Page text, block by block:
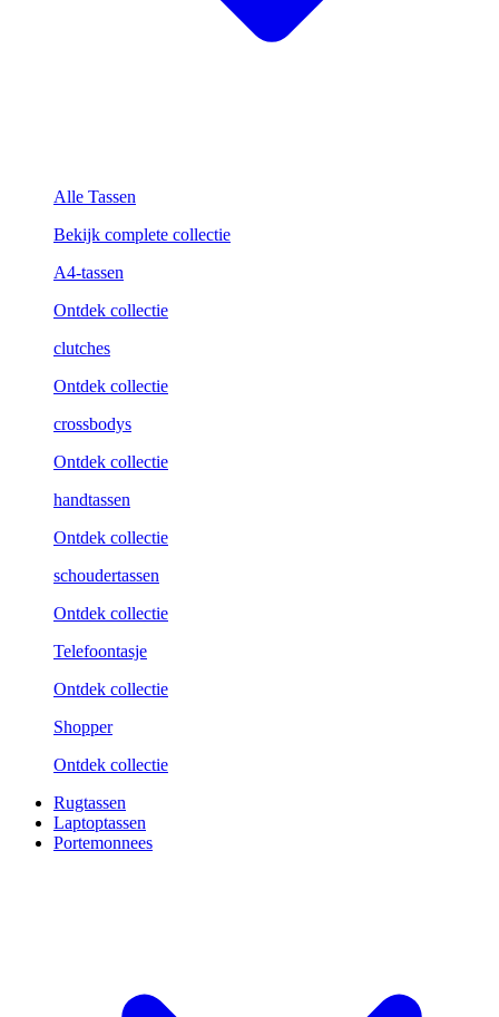
Alle Tassen
Bekijk complete collectie
A4-tassen
Ontdek collectie
clutches
Ontdek collectie
crossbodys
Ontdek collectie
handtassen
Ontdek collectie
schoudertassen
Ontdek collectie
Telefoontasje
Ontdek collectie
Shopper
Ontdek collectie
Rugtassen
Laptoptassen
Portemonnees